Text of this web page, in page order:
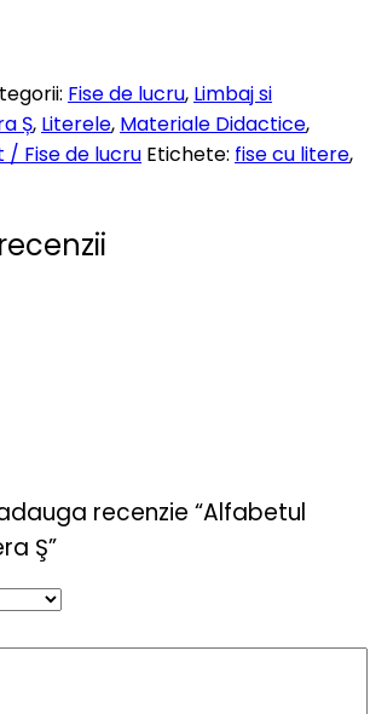
Fise de lucru, Limbaj si
Ș, Literele, Materiale Didactice,
/ Fise de lucru Etichete: fise cu litere,
recenzie “Alfabetul
Ş”